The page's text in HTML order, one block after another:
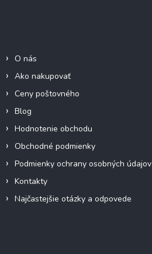
O nás
Ako nakupovať
Ceny poštovného
Blog
Hodnotenie obchodu
Obchodné podmienky
Podmienky ochrany osobných údajov
Kontakty
Najčastejšie otázky a odpovede